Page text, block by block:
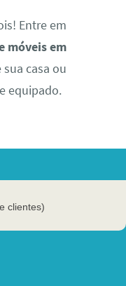
Entre em
móveis em
casa ou
equipado.
clientes)